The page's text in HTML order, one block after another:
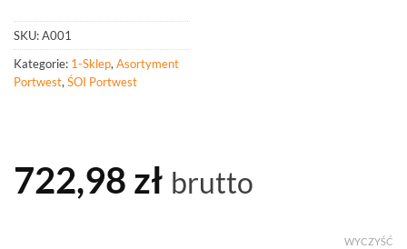
SKU:A001
Kategorie: 1-Sklep, Asortyment
Portwest, ŚOI Portwest
722,98 zł brutto
WYCZYŚĆ